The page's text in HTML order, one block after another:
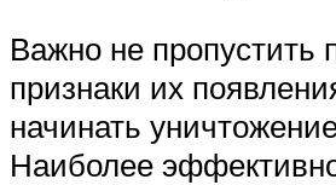
Важно не пропустить
признаки их
начинать
Наиболее